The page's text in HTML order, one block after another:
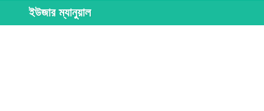
ইউজার ম্যানুয়াল